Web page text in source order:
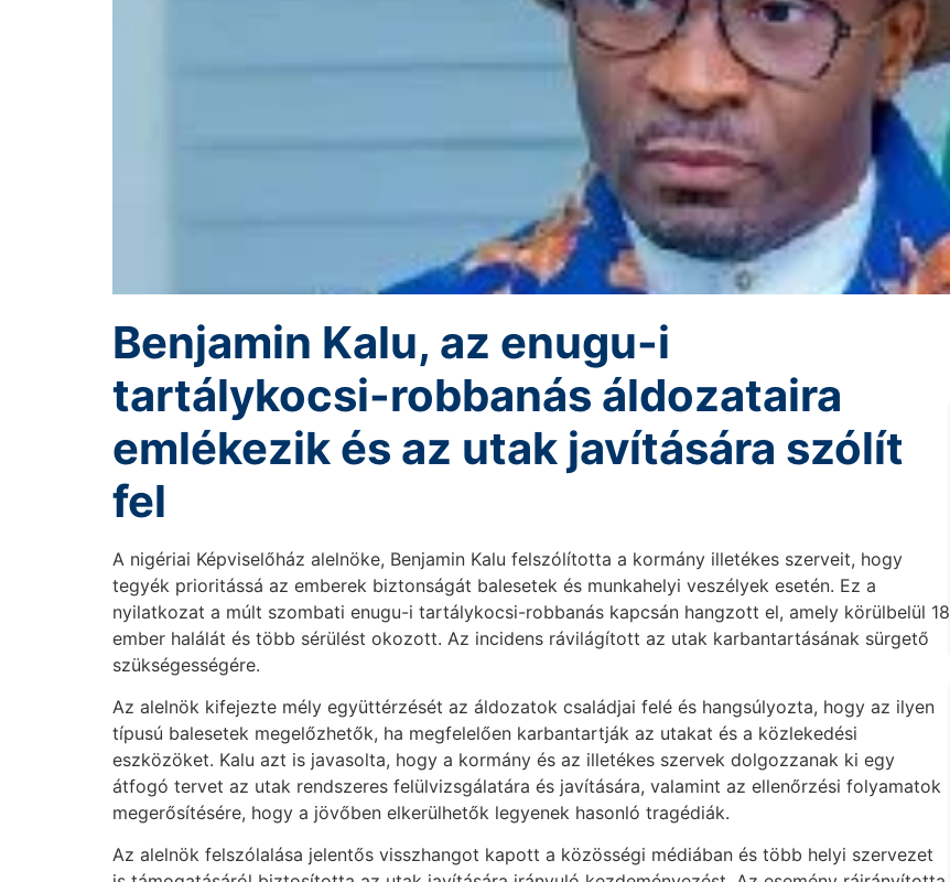
Benjamin Kalu, az enugu-i
tartálykocsi-robbanás áldozataira
emlékezik és az utak javítására szólít
fel
A nigériai Képviselőház alelnöke, Benjamin Kalu felszólította a kormány illetékes szerveit, hogy
tegyék prioritássá az emberek biztonságát balesetek és munkahelyi veszélyek esetén. Ez a
nyilatkozat a múlt szombati enugu-i tartálykocsi-robbanás kapcsán hangzott el, amely körülbelül 18
ember halálát és több sérülést okozott. Az incidens rávilágított az utak karbantartásának sürgető
szükségességére.
Az alelnök kifejezte mély együttérzését az áldozatok családjai felé és hangsúlyozta, hogy az ilyen
típusú balesetek megelőzhetők, ha megfelelően karbantartják az utakat és a közlekedési
eszközöket. Kalu azt is javasolta, hogy a kormány és az illetékes szervek dolgozzanak ki egy
átfogó tervet az utak rendszeres felülvizsgálatára és javítására, valamint az ellenőrzési folyamatok
megerősítésére, hogy a jövőben elkerülhetők legyenek hasonló tragédiák.
Az alelnök felszólalása jelentős visszhangot kapott a közösségi médiában és több helyi szervezet